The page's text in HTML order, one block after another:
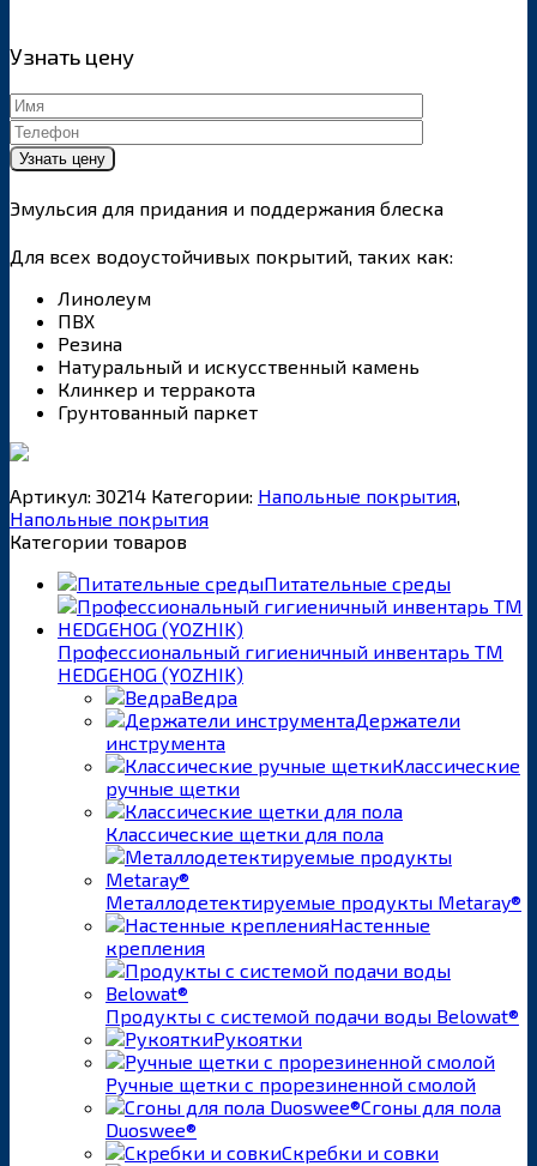
Узнать цену
Эмульсия для придания и поддержания блеска
Для всех водоустойчивых покрытий, таких как:
Линолеум
ПВХ
Резина
Натуральный и искусственный камень
Клинкер и терракота
Грунтованный паркет
Артикул: 30214 Категории: Напольные покрытия,
Напольные покрытия
Категории товаров
Питательные среды
Профессиональный гигиеничный инвентарь ТМ
HEDGEHOG (YOZHIK)
Ведра
Держатели
инструмента
Классические
ручные щетки
Классические щетки для пола
Металлодетектируемые продукты Metaray®
Настенные
крепления
Продукты с системой подачи воды Belowat®
Рукоятки
Ручные щетки с прорезиненной смолой
Сгоны для пола
Duoswee®
Скребки и совки